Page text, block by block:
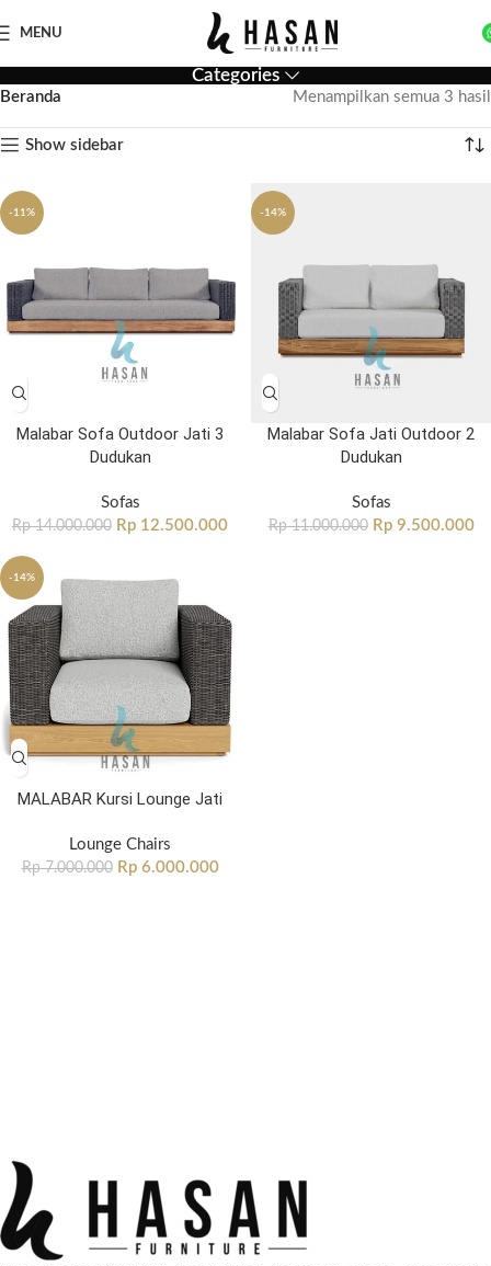
MENU
Categories
Beranda Menampilkan semua 3 hasil
Show sidebar
-11%
Malabar Sofa Outdoor Jati 3
Dudukan
Sofas
Rp14.000.000 Rp 12.500.000
-14%
Malabar Sofa Jati Outdoor 2
Dudukan
Sofas
Rp11.000.000 Rp9.500.000
-14%
MALABAR Kursi Lounge Jati
Lounge Chairs
Rp7.000.000 Rp6.000.000